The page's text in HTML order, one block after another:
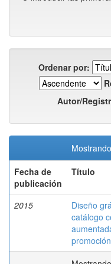
Ordenar por:
Autor/
Fecha de
publicación
Título
2015
Diseño
catálogo